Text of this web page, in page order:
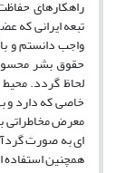
راهکارهای
تبعه ایرانی که
واجب دانستم و
حقوق بشر
لحاظ گردد.
خاصی که دارد و
معرض مخاطراتی
ای به صورت
همچنین استفاده